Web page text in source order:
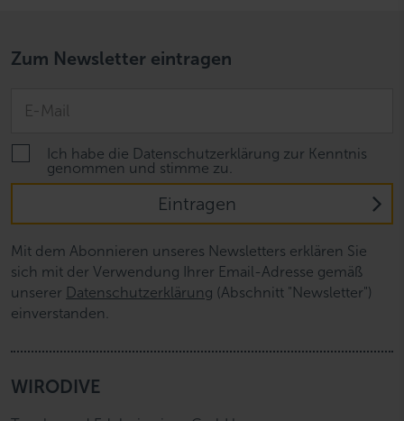
Zum Newsletter eintragen
Ich habe die Datenschutzerklärung zur Kenntnis
genommen und stimme zu.
Eintragen
Mit dem Abonnieren unseres Newsletters erklären Sie
sich mit der Verwendung Ihrer Email-Adresse gemäß
unserer Datenschutzerklärung (Abschnitt "Newsletter")
einverstanden.
WIRODIVE